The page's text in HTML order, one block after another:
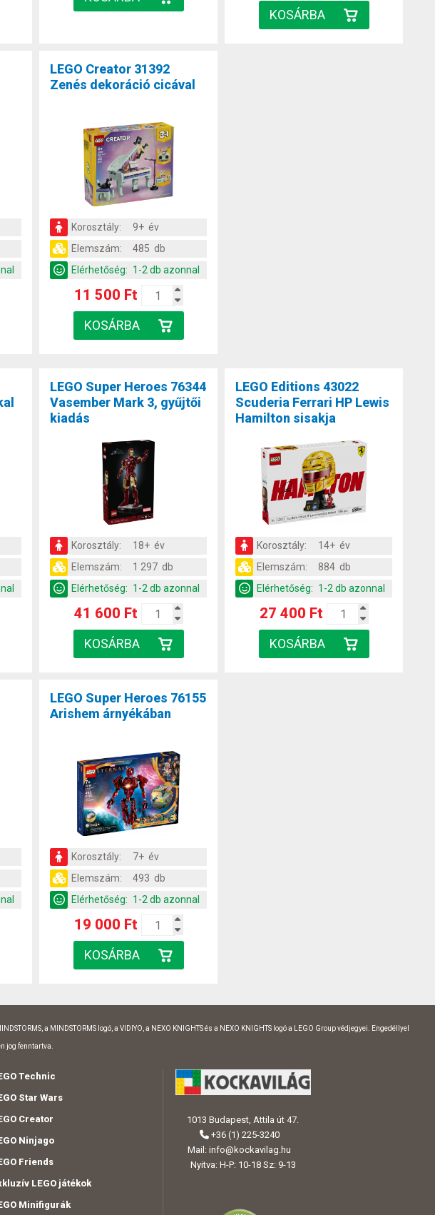
LEGO Creator 31392
Zenés dekoráció cicával
Korosztály:
9+ év
Elemszám:
485 db
Elérhetőség: 1-2 db azonnal
11 500 Ft
LEGO Super Heroes 76344
Vasember Mark 3, gyűjtői
kiadás
Korosztály:
18+ év
Elemszám:
1 297 db
Elérhetőség: 1-2 db azonnal
41 600 Ft
LEGO Editions 43022
Scuderia Ferrari HP Lewis
Hamilton sisakja
Korosztály:
14+ év
Elemszám:
884 db
Elérhetőség: 1-2 db azonnal
27 400 Ft
LEGO Super Heroes 76155
Arishem árnyékában
Korosztály:
7+ év
Elemszám:
493 db
Elérhetőség: 1-2 db azonnal
19 000 Ft
a MINDSTORMS logó, a VIDIYO, a NEXO KNIGHTS és a NEXO KNIGHTS logó a LEGO Group védjegyei. Engedéllyel
jog fenntartva.
Technic
Star Wars
Creator
Ninjago
Friends
LEGO játékok
Minifigurák
1013 Budapest, Attila út 47.
+36 (1) 225-3240
Mail: info@kockavilag.hu
Nyitva: H-P: 10-18 Sz: 9-13